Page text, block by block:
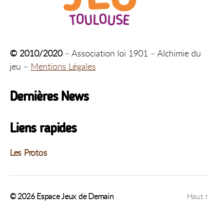
© 2010/2020– Association loi 1901 – Alchimie du
jeu – Mentions Légales
Dernières News
Liens rapides
Les Protos
© 2026Espace Jeux de Demain Haut ↑